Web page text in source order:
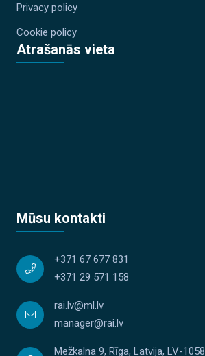
Privacy policy
Cookie policy
Atrašanās vieta
Mūsu kontakti
+371 67 677 831
+371 29 571 158
rai.lv@ml.lv
manager@rai.lv
Mežkalna 9, Rīga, Latvija, LV-1058